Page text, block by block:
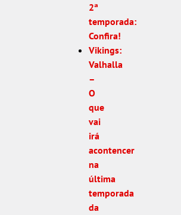
2ª
temporada:
Confira!
Vikings:
Valhalla
–
O
que
vai
irá
acontencer
na
última
temporada
da